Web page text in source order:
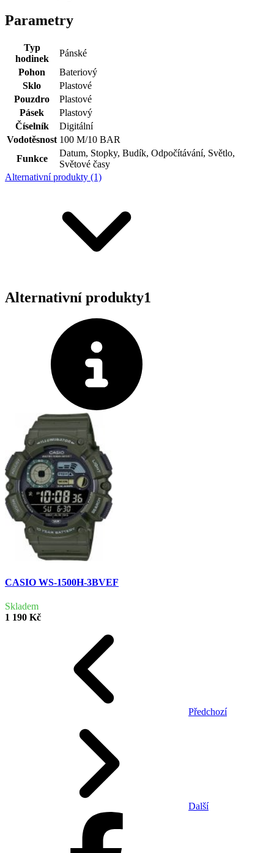
Parametry
Typ
hodinek
Pánské
Pohon
Bateriový
Sklo
Plastové
Pouzdro
Plastové
Pásek
Plastový
Číselník
Digitální
Vodotěsnost 100 M/10 BAR
Funkce
Datum, Stopky, Budík, Odpočítávání, Světlo,
Světové časy
Alternativní produkty (1)
Alternativní produkty1
CASIO WS-1500H-3BVEF
Skladem
1 190 Kč
Předchozí
Další